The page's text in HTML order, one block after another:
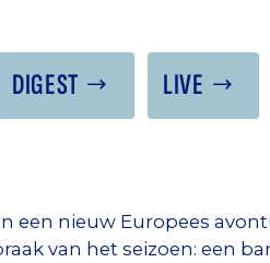
DIGEST LIVE
een nieuw Europees
van het seizoen: een